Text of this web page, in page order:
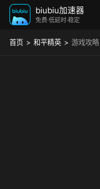
biubiu加速器
免费·低延时·稳定
首页 和平精英 游戏攻略